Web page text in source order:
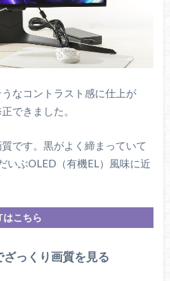
なコントラスト感に仕上が
できました。
です。黒がよく締まっていて
いぶOLED（有機EL）風味に近
はこちら
っくり画質を見る